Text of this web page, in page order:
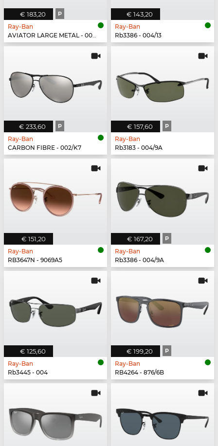
€ 183,20 P
Ray-Ban
AVIATOR LARGE METAL - 004/78
€ 143,20
Ray-Ban
Rb3386 - 004/13
€ 233,60 P
Ray-Ban
CARBON FIBRE - 002/K7
€ 157,60 P
Ray-Ban
Rb3183 - 004/9A
€ 151,20
Ray-Ban
RB3647N - 9069A5
€ 167,20 P
Ray-Ban
Rb3386 - 004/9A
€ 125,60
Ray-Ban
Rb3445 - 004
€ 199,20 P
Ray-Ban
RB4264 - 876/6B